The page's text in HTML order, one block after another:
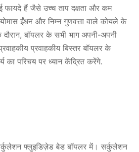
फायदे हैं जैसे उच्च ताप दक्षता और कम
ईंधन और निम्न गुणवत्ता वाले कोयले के
बॉयलर के सभी भाग अपनी-अपनी
प्रवाहकीय बिस्तर बॉयलर के
का परिचय पर ध्यान केंद्रित करेंगे.
फ्लुइडिज़ेड बेड बॉयलर में। सर्कुलेशन